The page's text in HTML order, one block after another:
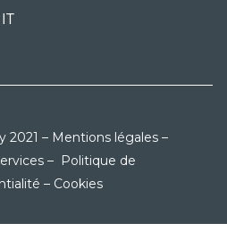
IT
2021 – Mentions légales –
– Politique de
– Cookies